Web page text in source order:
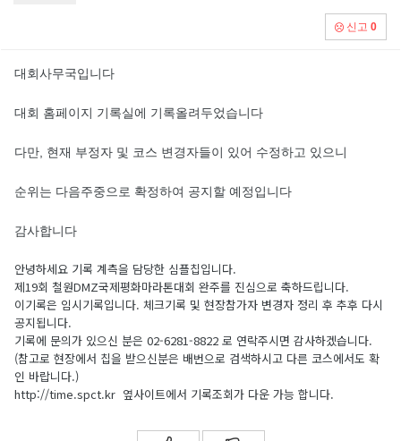
신고 0
대회사무국입니다
대회 홈페이지 기록실에 기록올려두었습니다
다만, 현재 부정자 및 코스 변경자들이 있어 수정하고 있으니
순위는 다음주중으로 확정하여 공지할 예정입니다
감사합니다
안녕하세요 기록 계측을 담당한 심플칩입니다.
제19회 철원DMZ국제평화마라톤대회 완주를 진심으로 축하드립니다.
이기록은 임시기록입니다. 체크기록 및 현장참가자 변경자 정리 후 추후 다시
공지됩니다.
기록에 문의가 있으신 분은 02-6281-8822 로 연락주시면 감사하겠습니다.
(참고로 현장에서 칩을 받으신분은 배번으로 검색하시고 다른 코스에서도 확
인 바랍니다.)
http://time.spct.kr 옆사이트에서 기록조회가 다운 가능 합니다.